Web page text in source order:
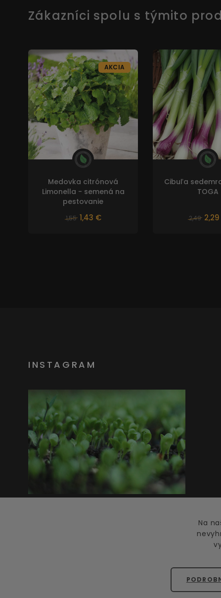
Zákazníci spolu s týmito
Medovka citrónová
Limonella - semená na
pestovanie
1,55 1,43 €
AKCIA
Cibuľa
TOGA
2,49
INSTAGRAM
Kopírovanie obsahu bez
Na